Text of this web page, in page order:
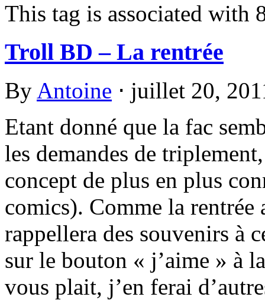
This tag is associated with
Troll BD – La rentrée
By Antoine ⋅ juillet 20,
Etant donné que la fac
les demandes de
concept de plus en plus
comics). Comme la
rappellera des souvenirs à
sur le bouton « j’aime » à
vous plait, j’en ferai